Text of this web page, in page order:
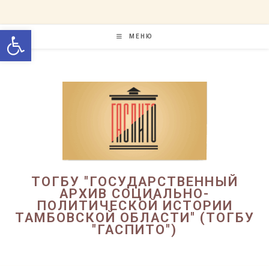
Открыть панель
содержимому
МЕНЮ
ТОГБУ "ГОСУДАРСТВЕННЫЙ
АРХИВ СОЦИАЛЬНО-
ПОЛИТИЧЕСКОЙ ИСТОРИИ
ТАМБОВСКОЙ ОБЛАСТИ" (ТОГБУ
"ГАСПИТО")